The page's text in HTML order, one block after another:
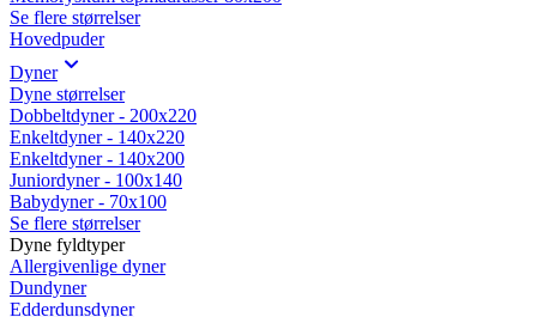
Se flere størrelser
Hovedpuder
Dyner
Dyne størrelser
Dobbeltdyner - 200x220
Enkeltdyner - 140x220
Enkeltdyner - 140x200
Juniordyner - 100x140
Babydyner - 70x100
Se flere størrelser
Dyne fyldtyper
Allergivenlige dyner
Dundyner
Edderdunsdyner